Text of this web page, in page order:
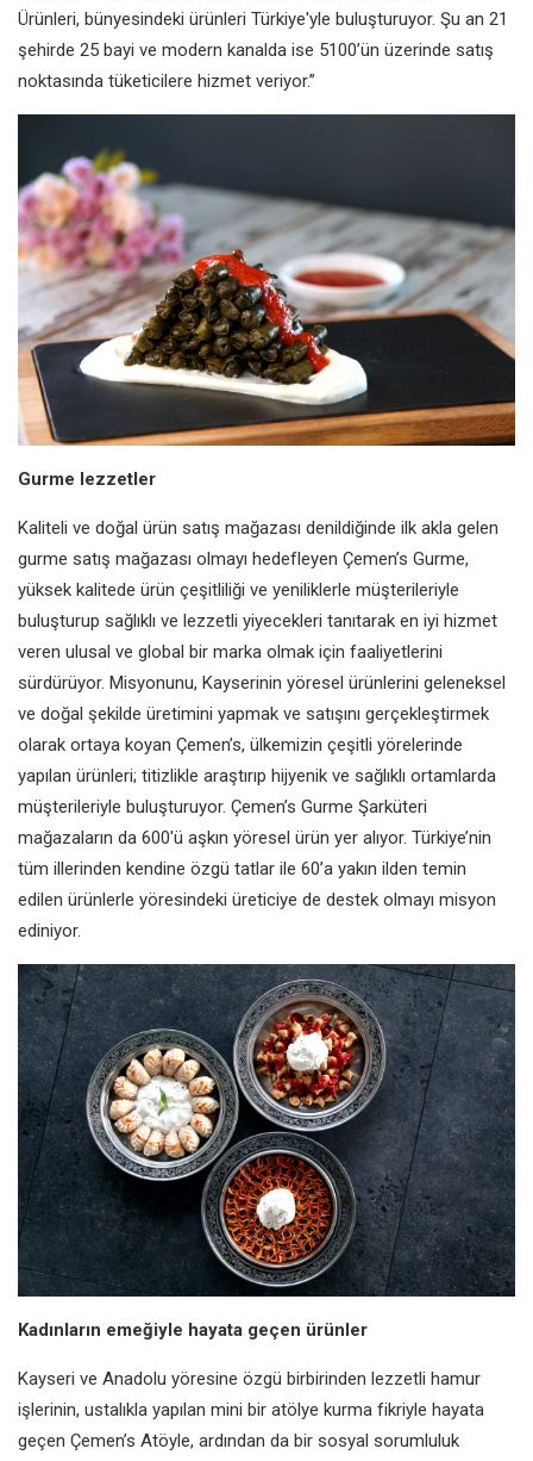
Ürünleri, bünyesindeki ürünleri Türkiye'yle buluşturuyor. Şu an 21
şehirde 25 bayi ve modern kanalda ise 5100’ün üzerinde satış
noktasında tüketicilere hizmet veriyor.”
Gurme lezzetler
Kaliteli ve doğal ürün satış mağazası denildiğinde ilk akla gelen
gurme satış mağazası olmayı hedefleyen Çemen’s Gurme,
yüksek kalitede ürün çeşitliliği ve yeniliklerle müşterileriyle
buluşturup sağlıklı ve lezzetli yiyecekleri tanıtarak en iyi hizmet
veren ulusal ve global bir marka olmak için faaliyetlerini
sürdürüyor. Misyonunu, Kayserinin yöresel ürünlerini geleneksel
ve doğal şekilde üretimini yapmak ve satışını gerçekleştirmek
olarak ortaya koyan Çemen’s, ülkemizin çeşitli yörelerinde
yapılan ürünleri; titizlikle araştırıp hijyenik ve sağlıklı ortamlarda
müşterileriyle buluşturuyor. Çemen’s Gurme Şarküteri
mağazaların da 600'ü aşkın yöresel ürün yer alıyor. Türkiye’nin
tüm illerinden kendine özgü tatlar ile 60’a yakın ilden temin
edilen ürünlerle yöresindeki üreticiye de destek olmayı misyon
ediniyor.
Kadınların emeğiyle hayata geçen ürünler
Kayseri ve Anadolu yöresine özgü birbirinden lezzetli hamur
işlerinin, ustalıkla yapılan mini bir atölye kurma fikriyle hayata
geçen Çemen’s Atöyle, ardından da bir sosyal sorumluluk